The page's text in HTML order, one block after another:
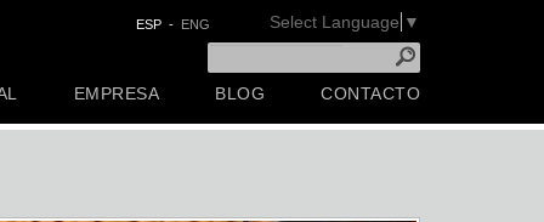
Select Language ▼
ESP - ENG
EMPRESA BLOG CONTACTO